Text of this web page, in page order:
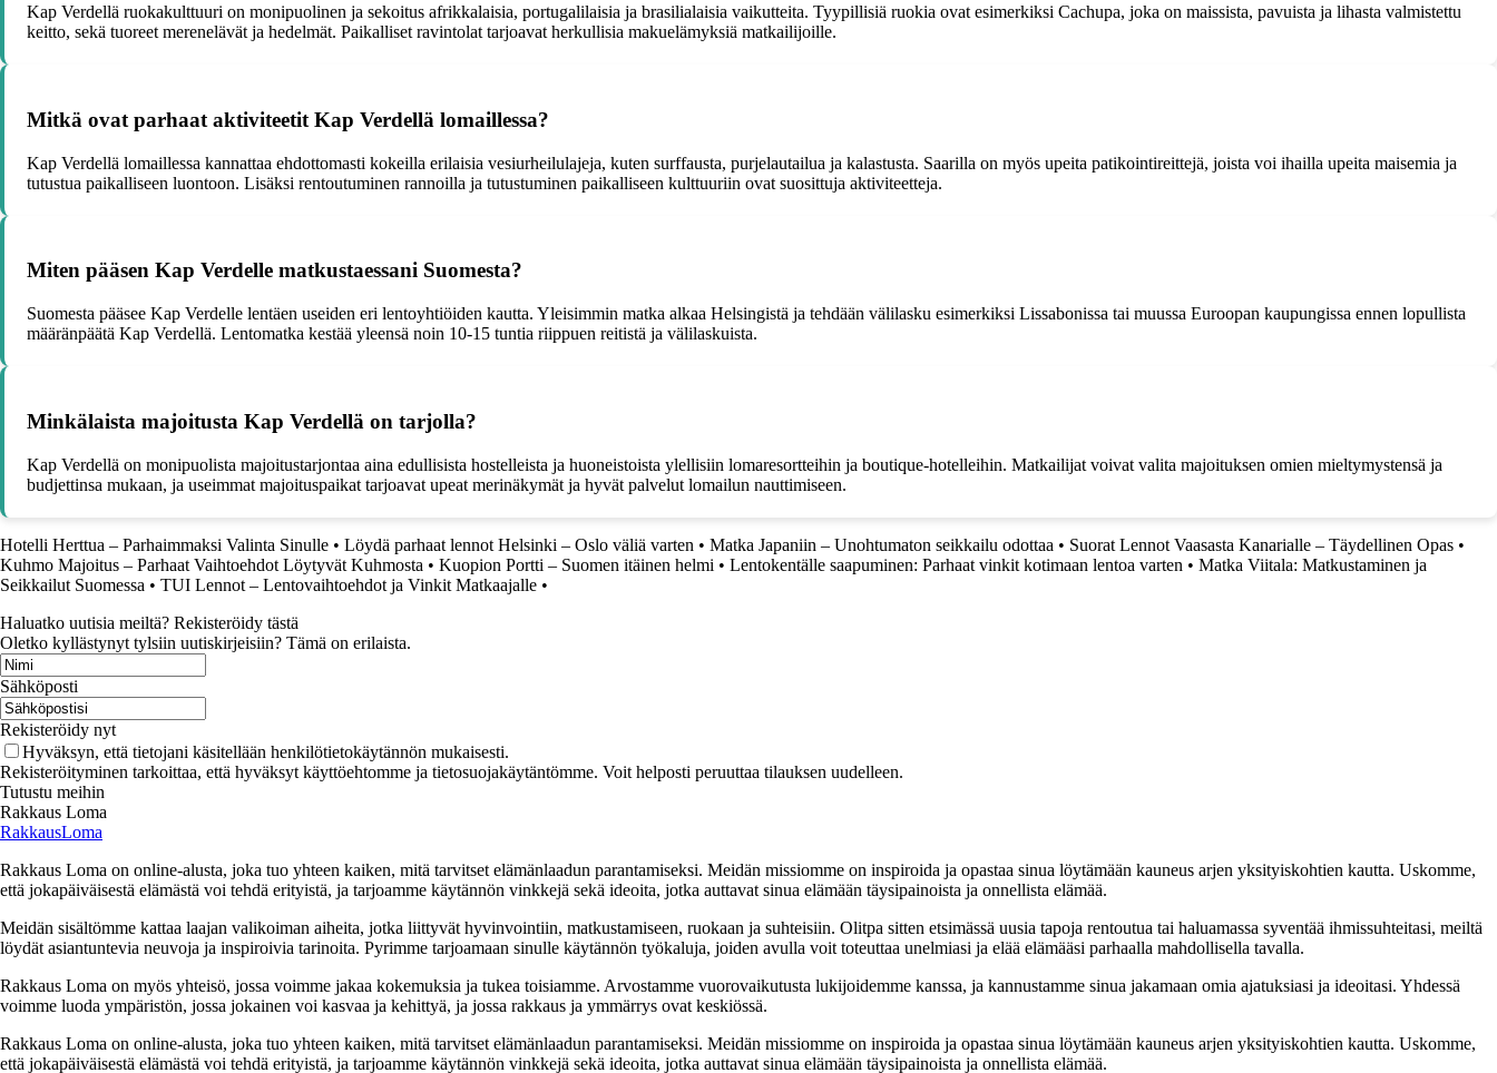
Kap Verdellä ruokakulttuuri on monipuolinen ja sekoitus afrikkalaisia, portugalilaisia ja brasilialaisia vaikutteita. Tyypillisiä ruokia ovat esimerkiksi Cachupa, joka on maissista, pavuista ja lihasta valmistettu
keitto, sekä tuoreet merenelävät ja hedelmät. Paikalliset ravintolat tarjoavat herkullisia makuelämyksiä matkailijoille.
Mitkä ovat parhaat aktiviteetit Kap Verdellä lomaillessa?
Kap Verdellä lomaillessa kannattaa ehdottomasti kokeilla erilaisia vesiurheilulajeja, kuten surffausta, purjelautailua ja kalastusta. Saarilla on myös upeita patikointireittejä, joista voi ihailla upeita maisemia ja
tutustua paikalliseen luontoon. Lisäksi rentoutuminen rannoilla ja tutustuminen paikalliseen kulttuuriin ovat suosittuja aktiviteetteja.
Miten pääsen Kap Verdelle matkustaessani Suomesta?
Suomesta pääsee Kap Verdelle lentäen useiden eri lentoyhtiöiden kautta. Yleisimmin matka alkaa Helsingistä ja tehdään välilasku esimerkiksi Lissabonissa tai muussa Euroopan kaupungissa ennen lopullista
määränpäätä Kap Verdellä. Lentomatka kestää yleensä noin 10-15 tuntia riippuen reitistä ja välilaskuista.
Minkälaista majoitusta Kap Verdellä on tarjolla?
Kap Verdellä on monipuolista majoitustarjontaa aina edullisista hostelleista ja huoneistoista ylellisiin lomaresortteihin ja boutique-hotelleihin. Matkailijat voivat valita majoituksen omien mieltymystensä ja
budjettinsa mukaan, ja useimmat majoituspaikat tarjoavat upeat merinäkymät ja hyvät palvelut lomailun nauttimiseen.
Hotelli Herttua – Parhaimmaksi Valinta Sinulle • Löydä parhaat lennot Helsinki – Oslo väliä varten • Matka Japaniin – Unohtumaton seikkailu odottaa • Suorat Lennot Vaasasta Kanarialle – Täydellinen Opas •
Kuhmo Majoitus – Parhaat Vaihtoehdot Löytyvät Kuhmosta • Kuopion Portti – Suomen itäinen helmi • Lentokentälle saapuminen: Parhaat vinkit kotimaan lentoa varten • Matka Viitala: Matkustaminen ja
Seikkailut Suomessa • TUI Lennot – Lentovaihtoehdot ja Vinkit Matkaajalle •
Haluatko uutisia meiltä? Rekisteröidy tästä
Oletko kyllästynyt tylsiin uutiskirjeisiin? Tämä on erilaista.
Sähköposti
Rekisteröidy nyt
Hyväksyn, että tietojani käsitellään henkilötietokäytännön mukaisesti.
Rekisteröityminen tarkoittaa, että hyväksyt käyttöehtomme ja tietosuojakäytäntömme. Voit helposti peruuttaa tilauksen uudelleen.
Tutustu meihin
Rakkaus Loma
RakkausLoma
Rakkaus Loma on online-alusta, joka tuo yhteen kaiken, mitä tarvitset elämänlaadun parantamiseksi. Meidän missiomme on inspiroida ja opastaa sinua löytämään kauneus arjen yksityiskohtien kautta. Uskomme,
että jokapäiväisestä elämästä voi tehdä erityistä, ja tarjoamme käytännön vinkkejä sekä ideoita, jotka auttavat sinua elämään täysipainoista ja onnellista elämää.
Meidän sisältömme kattaa laajan valikoiman aiheita, jotka liittyvät hyvinvointiin, matkustamiseen, ruokaan ja suhteisiin. Olitpa sitten etsimässä uusia tapoja rentoutua tai haluamassa syventää ihmissuhteitasi, meiltä
löydät asiantuntevia neuvoja ja inspiroivia tarinoita. Pyrimme tarjoamaan sinulle käytännön työkaluja, joiden avulla voit toteuttaa unelmiasi ja elää elämääsi parhaalla mahdollisella tavalla.
Rakkaus Loma on myös yhteisö, jossa voimme jakaa kokemuksia ja tukea toisiamme. Arvostamme vuorovaikutusta lukijoidemme kanssa, ja kannustamme sinua jakamaan omia ajatuksiasi ja ideoitasi. Yhdessä
voimme luoda ympäristön, jossa jokainen voi kasvaa ja kehittyä, ja jossa rakkaus ja ymmärrys ovat keskiössä.
Rakkaus Loma on online-alusta, joka tuo yhteen kaiken, mitä tarvitset elämänlaadun parantamiseksi. Meidän missiomme on inspiroida ja opastaa sinua löytämään kauneus arjen yksityiskohtien kautta. Uskomme,
että jokapäiväisestä elämästä voi tehdä erityistä, ja tarjoamme käytännön vinkkejä sekä ideoita, jotka auttavat sinua elämään täysipainoista ja onnellista elämää.